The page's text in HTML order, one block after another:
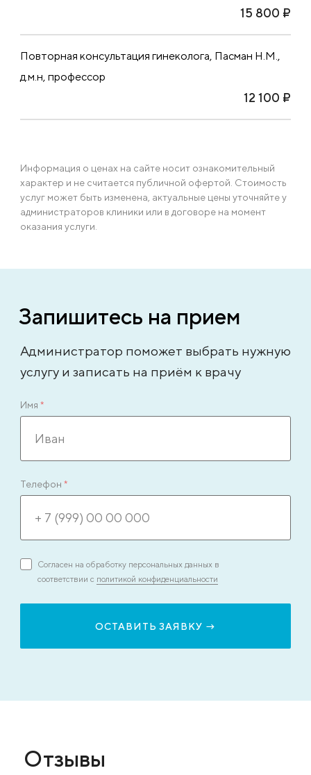
15 800 ₽
Повторная консультация гинеколога, Пасман Н.М.,
д.м.н, профессор
12 100 ₽
Информация о ценах на сайте носит ознакомительный
характер и не считается публичной офертой. Стоимость
услуг может быть изменена, актуальные цены уточняйте у
администраторов клиники или в договоре на момент
оказания услуги.
Запишитесь на прием
Администратор поможет выбрать нужную
услугу и записать на приём к врачу
Имя *
Телефон *
Согласен на обработку персональных данных в
соответствии с политикой конфиденциальности
Отзывы